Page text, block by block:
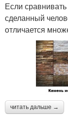
Если
сделанный
отличается
читать дальше →